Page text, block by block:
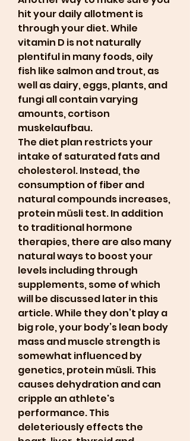
hit your daily allotment is
through your diet. While
vitamin D is not naturally
plentiful in many foods, oily
fish like salmon and trout, as
well as dairy, eggs, plants, and
fungi all contain varying
amounts, cortison
muskelaufbau.
The diet plan restricts your
intake of saturated fats and
cholesterol. Instead, the
consumption of fiber and
natural compounds increases,
protein müsli test. In addition
to traditional hormone
therapies, there are also many
natural ways to boost your
levels including through
supplements, some of which
will be discussed later in this
article. While they don’t play a
big role, your body’s lean body
mass and muscle strength is
somewhat influenced by
genetics, protein müsli. This
causes dehydration and can
cripple an athlete's
performance. This
deleteriously effects the